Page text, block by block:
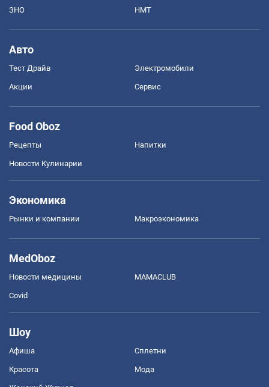
ЗНО НМТ
Авто
Тест Драйв Электромобили
Акции Сервис
Food Oboz
Рецепты Напитки
Новости Кулинарии
Экономика
Рынки и компании Mакроэкономика
MedOboz
Новости медицины MAMACLUB
Covid
Шоу
Афиша Сплетни
Красота Мода